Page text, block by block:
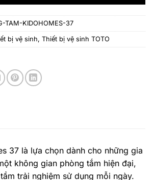
TAM-KIDOHOMES-37
bị vệ sinh, Thiết bị vệ sinh TOTO
37 là lựa chọn dành cho những gia
không gian phòng tắm hiện đại,
trải nghiệm sử dụng mỗi ngày.